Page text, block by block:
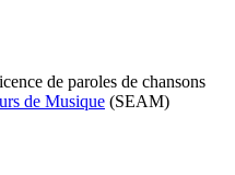
de paroles de chansons
de Musique (SEAM)